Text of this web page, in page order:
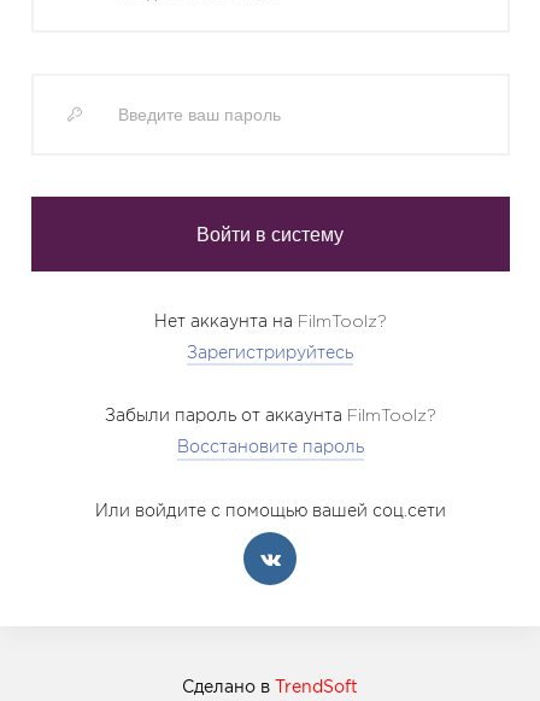
Нет аккаунта на FilmToolz?
Зарегистрируйтесь
Забыли пароль от аккаунта FilmToolz?
Восстановите пароль
Или войдите с помощью вашей соц.сети
Сделано в TrendSoft